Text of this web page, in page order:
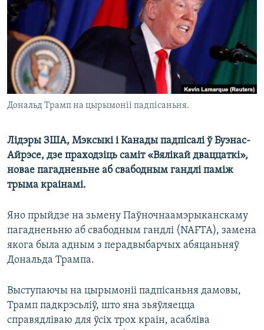
КУЛЬТУРА
КАЛЯНДАР
МОВА
НА ХВАЛЯХ СВАБОДЫ
Дональд Трамп на цырымоніі падпісаньня.
Лідэры ЗША, Мэксыкі і Канады падпісалі ў Буэнас-
Айрэсе, дзе праходзіць саміт «Вялікай дваццаткі»,
новае пагадненьне аб свабодным гандлі паміж
трыма краінамі.
Яно прыйдзе на зьмену Паўночнаамэрыканскаму
пагадненьню аб свабодным гандлі (NAFTA), замена
якога была адным з перадвыбарчых абяцаньняў
Дональда Трампа.
Выступаючы на цырымоніі падпісаньня дамовы,
Трамп падкрэсьліў, што яна зьяўляецца
справядліваю для ўсіх трох краін, асабліва